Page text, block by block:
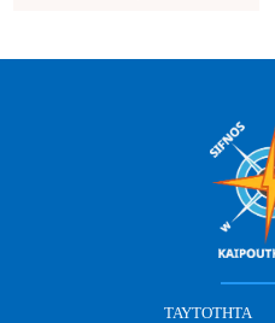
ΤΑΥΤΌΤΗΤΑ